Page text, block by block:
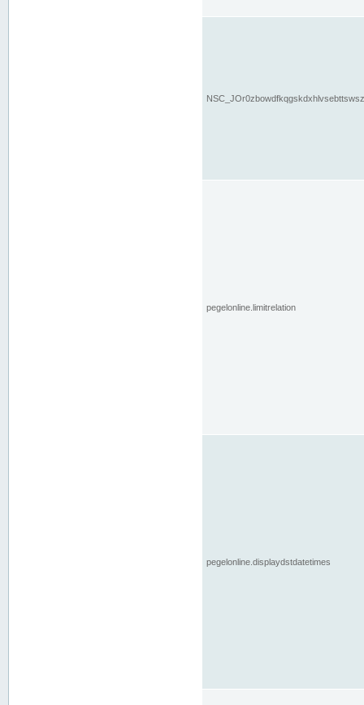
pegelonline.limitrelation
pegelonline.displaydstdatetimes